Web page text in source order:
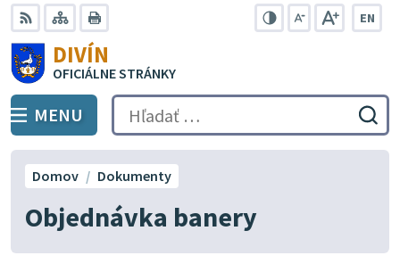
Preskočiť
na
obsah
RSS Mapa
EN
DIVÍN
OFICIÁLNE STRÁNKY
PREPNÚŤ
MENU Hľadať:
Objednávka banery
Domov Dokumenty